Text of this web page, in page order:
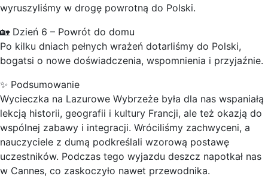
wyruszyliśmy w drogę powrotną do Polski.
🏡 Dzień 6 – Powrót do domu
Po kilku dniach pełnych wrażeń dotarliśmy do Polski,
bogatsi o nowe doświadczenia, wspomnienia i przyjaźnie.
✨ Podsumowanie
Wycieczka na Lazurowe Wybrzeże była dla nas wspaniałą
lekcją historii, geografii i kultury Francji, ale też okazją do
wspólnej zabawy i integracji. Wróciliśmy zachwyceni, a
nauczyciele z dumą podkreślali wzorową postawę
uczestników. Podczas tego wyjazdu deszcz napotkał nas
w Cannes, co zaskoczyło nawet przewodnika.